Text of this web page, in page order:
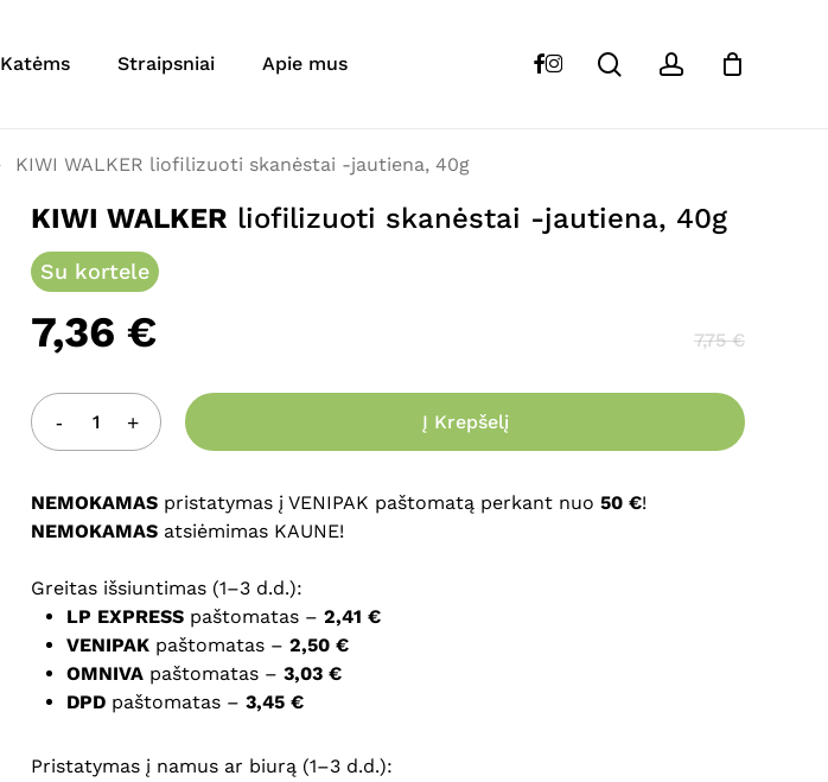
Katėms Straipsniai Apie mus facebook
instagram searchaccount
KIWI WALKER liofilizuoti skanėstai -jautiena, 40g
KIWI WALKER liofilizuoti skanėstai -jautiena, 40g
Su kortele
7,36 € 7,75€
Į Krepšelį
NEMOKAMAS pristatymas į VENIPAK paštomatą perkant nuo 50 €!
NEMOKAMAS atsiėmimas KAUNE!
Greitas išsiuntimas (1–3 d.d.):
LP EXPRESS paštomatas – 2,41 €
VENIPAK paštomatas – 2,50 €
OMNIVA paštomatas – 3,03 €
DPD paštomatas – 3,45 €
Pristatymas į namus ar biurą (1–3 d.d.):
Būkite pirmas aprašęs “KIWI WALKER
liofilizuoti skanėstai -
Jūsų atsiliepimas
Noriu savo interneto naršyklėje išsaugoti vardą, el. pašto adresą ir interneto
puslapį, kad jų nebereiktų įvesti iš naujo, kai kitą kartą vėl norėsiu parašyti
komentarą.